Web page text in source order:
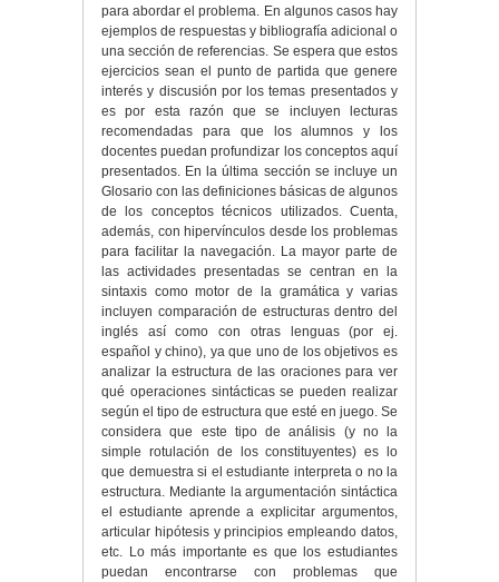
para abordar el problema. En algunos casos hay
ejemplos de respuestas y bibliografía adicional o
una sección de referencias. Se espera que estos
ejercicios sean el punto de partida que genere
interés y discusión por los temas presentados y
es por esta razón que se incluyen lecturas
recomendadas para que los alumnos y los
docentes puedan profundizar los conceptos aquí
presentados. En la última sección se incluye un
Glosario con las definiciones básicas de algunos
de los conceptos técnicos utilizados. Cuenta,
además, con hipervínculos desde los problemas
para facilitar la navegación. La mayor parte de
las actividades presentadas se centran en la
sintaxis como motor de la gramática y varias
incluyen comparación de estructuras dentro del
inglés así como con otras lenguas (por ej.
español y chino), ya que uno de los objetivos es
analizar la estructura de las oraciones para ver
qué operaciones sintácticas se pueden realizar
según el tipo de estructura que esté en juego. Se
considera que este tipo de análisis (y no la
simple rotulación de los constituyentes) es lo
que demuestra si el estudiante interpreta o no la
estructura. Mediante la argumentación sintáctica
el estudiante aprende a explicitar argumentos,
articular hipótesis y principios empleando datos,
etc. Lo más importante es que los estudiantes
puedan encontrarse con problemas que